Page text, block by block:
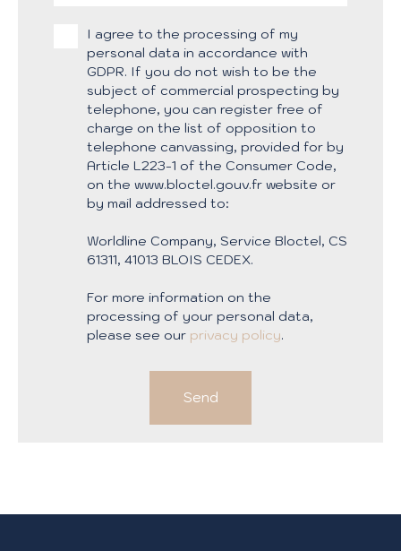
I agree to the processing of my
personal data in accordance with
GDPR. If you do not wish to be the
subject of commercial prospecting by
telephone, you can register free of
charge on the list of opposition to
telephone canvassing, provided for by
Article L223-1 of the Consumer Code,
on the www.bloctel.gouv.fr website or
by mail addressed to:
Worldline Company, Service Bloctel, CS
61311, 41013 BLOIS CEDEX.
For more information on the
processing of your personal data,
please see our privacy policy.
Send